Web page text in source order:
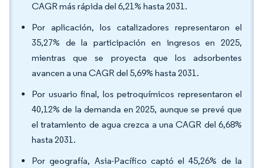
CAGR más rápida del 6,21% hasta 2031.
Por aplicación, los catalizadores representaron el
35,27% de la participación en ingresos en 2025,
mientras que se proyecta que los adsorbentes
avancen a una CAGR del 5,69% hasta 2031.
Por usuario final, los petroquímicos representaron el
40,12% de la demanda en 2025, aunque se prevé que
el tratamiento de agua crezca a una CAGR del 6,68%
hasta 2031.
Por geografía, Asia-Pacífico captó el 45,26% de la